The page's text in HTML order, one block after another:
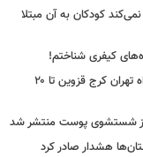
کودکان به آن مبتلا
کیفری شناختم!
محدودیت تردد در آزادراه تهران کرج قزوین تا ۲۰
شستشوی پوست منتشر شد
هشدار صادر کرد